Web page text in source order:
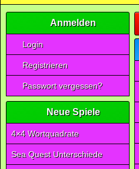
Anmelden
Login
Registrieren
Passwort vergessen?
Neue Spiele
4×4 Wortquadrate
Sea Quest Unterschiede